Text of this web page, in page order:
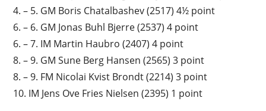
4. – 5. GM Boris Chatalbashev (2517) 4½ point
6. – 6. GM Jonas Buhl Bjerre (2537) 4 point
6. – 7. IM Martin Haubro (2407) 4 point
8. – 9. GM Sune Berg Hansen (2565) 3 point
8. – 9. FM Nicolai Kvist Brondt (2214) 3 point
10. IM Jens Ove Fries Nielsen (2395) 1 point